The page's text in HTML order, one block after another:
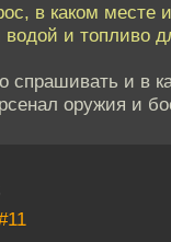
в каком месте
и топливо
спрашивать и в
оружия и